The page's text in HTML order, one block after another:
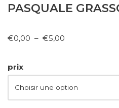
PASQUALE
€0,00 – €5,00
prix